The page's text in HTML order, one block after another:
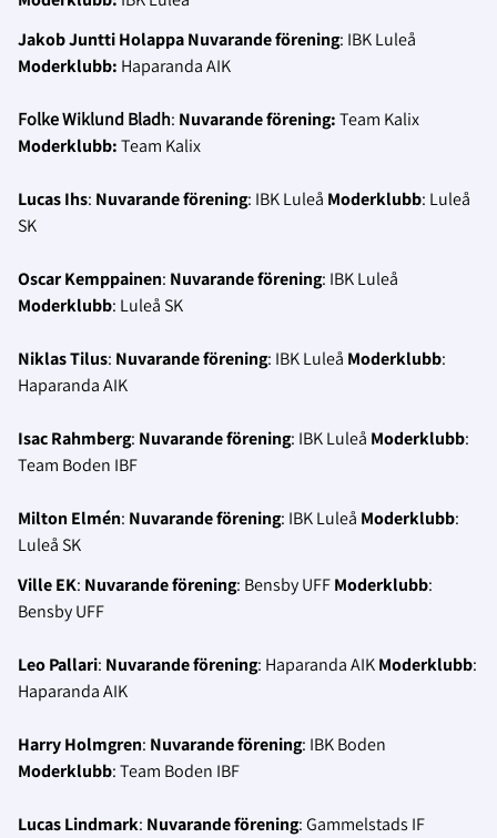
Jakob Juntti HolappaNuvarande förening: IBK Luleå
Moderklubb: Haparanda AIK
Folke Wiklund Bladh: Nuvarande förening:Team Kalix
Moderklubb:Team Kalix
Lucas Ihs: Nuvarande förening: IBK Luleå Moderklubb: Luleå
SK
Oscar Kemppainen: Nuvarande förening: IBK Luleå
Moderklubb: Luleå SK
Niklas Tilus: Nuvarande förening: IBK Luleå Moderklubb:
Haparanda AIK
Isac Rahmberg: Nuvarande förening: IBK Luleå Moderklubb:
Team Boden IBF
Milton Elmén: Nuvarande förening: IBK Luleå Moderklubb:
Luleå SK
Ville EK: Nuvarande förening: Bensby UFFModerklubb:
Bensby UFF
Leo Pallari: Nuvarande förening: Haparanda AIKModerklubb:
Haparanda AIK
Harry Holmgren: Nuvarande förening: IBK Boden
Moderklubb: Team Boden IBF
Lucas Lindmark: Nuvarande förening: Gammelstads IF